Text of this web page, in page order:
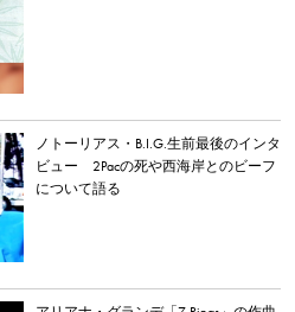
ノトーリアス・B.I.G.生前最後のインタ
ビュー 2Pacの死や西海岸とのビーフ
について語る